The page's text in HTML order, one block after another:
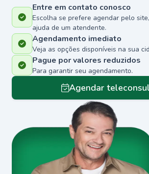
Entre em contato conosco
Escolha se prefere agendar pelo
ajuda de um atendente.
Agendamento imediato
Veja as opções disponíveis na sua
Pague por valores reduzidos
Para garantir seu agendamento.
Agendar